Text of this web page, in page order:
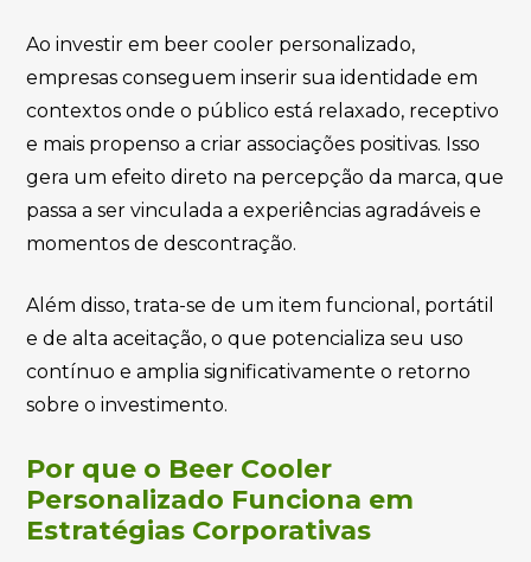
Ao investir em beer cooler personalizado,
empresas conseguem inserir sua identidade em
contextos onde o público está relaxado, receptivo
e mais propenso a criar associações positivas. Isso
gera um efeito direto na percepção da marca, que
passa a ser vinculada a experiências agradáveis e
momentos de descontração.
Além disso, trata-se de um item funcional, portátil
e de alta aceitação, o que potencializa seu uso
contínuo e amplia significativamente o retorno
sobre o investimento.
Por que o Beer Cooler
Personalizado Funciona em
Estratégias Corporativas